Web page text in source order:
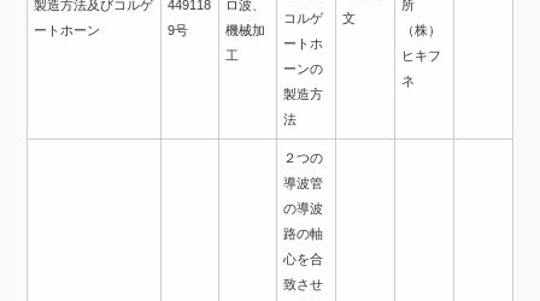
製造方法及びコルゲ
ートホーン
449118
9号
ロ波、
機械加
工
コルゲ
ートホ
ーンの
製造方
法
文
所
（株）
ヒキフ
ネ
２つの
導波管
の導波
路の軸
心を合
致させ